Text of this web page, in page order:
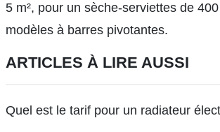
5 m², pour un sèche-serviettes de
modèles à barres pivotantes.
ARTICLES À LIRE AUSSI
Quel est le tarif pour un radiateur